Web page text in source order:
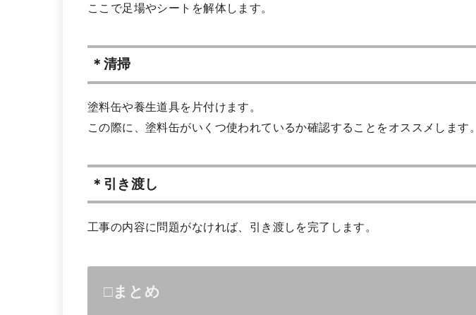
ここで足場やシートを解体します。
＊清掃
塗料缶や養生道具を片付けます。
この際に、塗料缶がいくつ使われているか確認することをオススメします。
＊引き渡し
工事の内容に問題がなければ、引き渡しを完了します。
□まとめ